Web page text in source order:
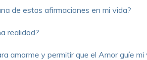
de estas afirmaciones en mi vida?
realidad?
amarme y permitir que el Amor guíe mi